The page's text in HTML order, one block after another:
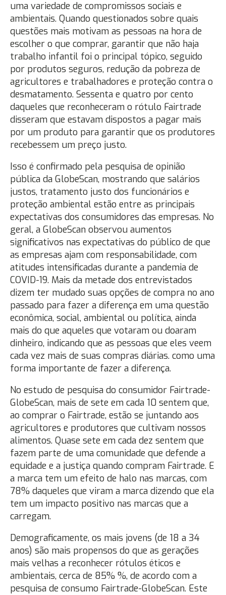
uma variedade de compromissos sociais e
ambientais. Quando questionados sobre quais
questões mais motivam as pessoas na hora de
escolher o que comprar, garantir que não haja
trabalho infantil foi o principal tópico, seguido
por produtos seguros, redução da pobreza de
agricultores e trabalhadores e proteção contra o
desmatamento. Sessenta e quatro por cento
daqueles que reconheceram o rótulo Fairtrade
disseram que estavam dispostos a pagar mais
por um produto para garantir que os produtores
recebessem um preço justo.
Isso é confirmado pela pesquisa de opinião
pública da GlobeScan, mostrando que salários
justos, tratamento justo dos funcionários e
proteção ambiental estão entre as principais
expectativas dos consumidores das empresas. No
geral, a GlobeScan observou aumentos
significativos nas expectativas do público de que
as empresas ajam com responsabilidade, com
atitudes intensificadas durante a pandemia de
COVID-19. Mais da metade dos entrevistados
dizem ter mudado suas opções de compra no ano
passado para fazer a diferença em uma questão
econômica, social, ambiental ou política, ainda
mais do que aqueles que votaram ou doaram
dinheiro, indicando que as pessoas que eles veem
cada vez mais de suas compras diárias. como uma
forma importante de fazer a diferença.
No estudo de pesquisa do consumidor Fairtrade-
GlobeScan, mais de sete em cada 10 sentem que,
ao comprar o Fairtrade, estão se juntando aos
agricultores e produtores que cultivam nossos
alimentos. Quase sete em cada dez sentem que
fazem parte de uma comunidade que defende a
equidade e a justiça quando compram Fairtrade. E
a marca tem um efeito de halo nas marcas, com
78% daqueles que viram a marca dizendo que ela
tem um impacto positivo nas marcas que a
carregam.
Demograficamente, os mais jovens (de 18 a 34
anos) são mais propensos do que as gerações
mais velhas a reconhecer rótulos éticos e
ambientais, cerca de 85% %, de acordo com a
pesquisa de consumo Fairtrade-GlobeScan. Este